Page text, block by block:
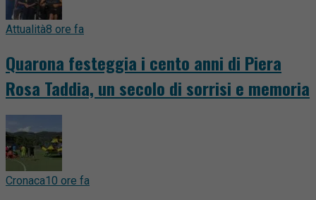
Attualità8 ore fa
Quarona festeggia i cento anni di Piera
Rosa Taddia, un secolo di sorrisi e memoria
Cronaca10 ore fa